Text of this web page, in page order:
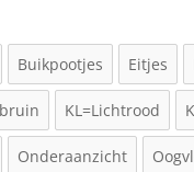
Buikpootjes Eitjes
KL=Lichtrood
Onderaanzicht